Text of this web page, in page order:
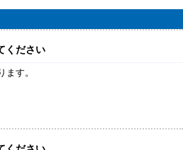
ください
ます。